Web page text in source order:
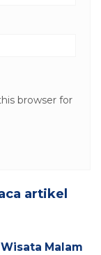
browser for
artikel
Malam